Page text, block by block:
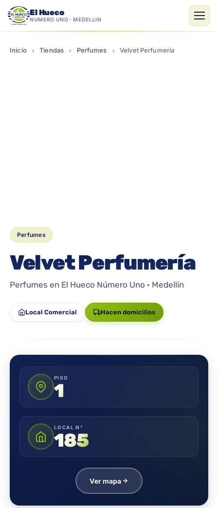
El Hueco
NÚMERO UNO · MEDELLÍN
Inicio › Tiendas › Perfumes › Velvet Perfumería
Perfumes
Velvet Perfumería
Perfumes en El Hueco Número Uno · Medellín
Local Comercial Hacen domicilios
PISO
1
LOCAL N°
185
Ver mapa